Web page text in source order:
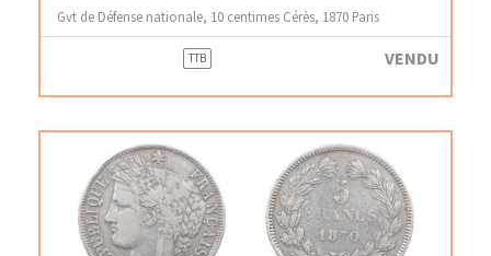
Gvt de Défense nationale, 10 centimes Cérès, 1870 Paris
TTB VENDU